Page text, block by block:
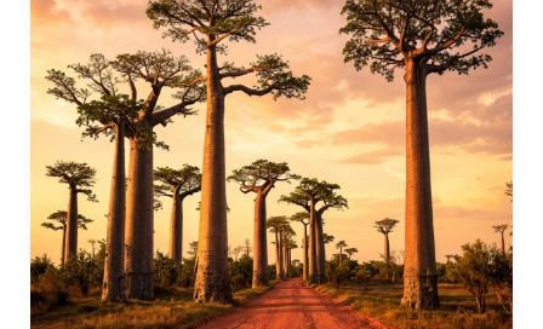
Madagascar,
arbres
sacrés
et
menacés